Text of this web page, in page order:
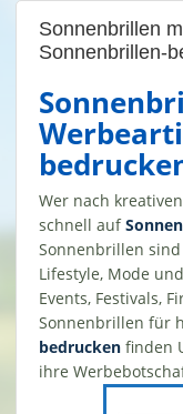
Sonnenbrillen
Sonnenbrillen-
Wer nach
schnell auf
Sonnenbrillen
Lifestyle, Mode
Events, Festivals,
Sonnenbrillen für
bedrucken finden
ihre